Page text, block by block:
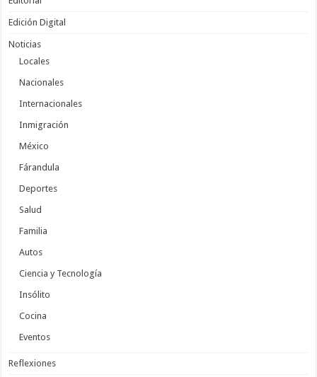
Edición Digital
Noticias
Locales
Nacionales
Internacionales
Inmigración
México
Fárandula
Deportes
Salud
Familia
Autos
Ciencia y Tecnología
Insólito
Cocina
Eventos
Reflexiones